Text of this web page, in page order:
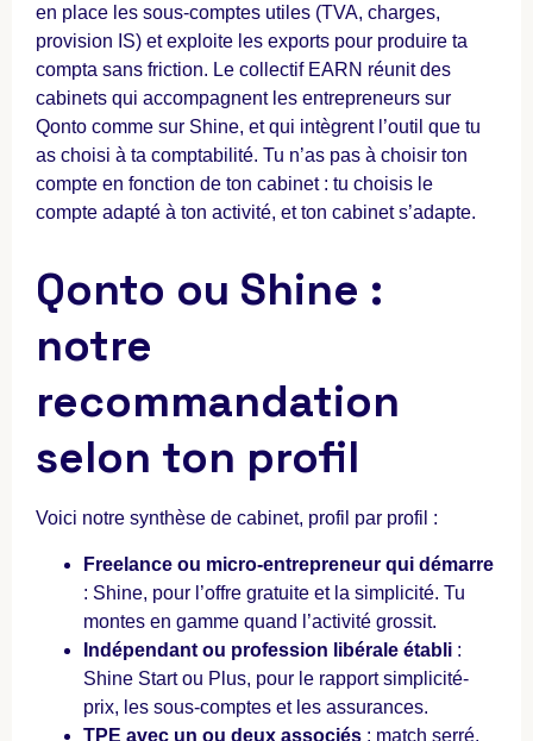
en place les sous-comptes utiles (TVA, charges,
provision IS) et exploite les exports pour produire ta
compta sans friction. Le collectif EARN réunit des
cabinets qui accompagnent les entrepreneurs sur
Qonto comme sur Shine, et qui intègrent l’outil que tu
as choisi à ta comptabilité. Tu n’as pas à choisir ton
compte en fonction de ton cabinet : tu choisis le
compte adapté à ton activité, et ton cabinet s’adapte.
Qonto ou Shine :
notre
recommandation
selon ton profil
Voici notre synthèse de cabinet, profil par profil :
Freelance ou micro-entrepreneur qui démarre
: Shine, pour l’offre gratuite et la simplicité. Tu
montes en gamme quand l’activité grossit.
Indépendant ou profession libérale établi :
Shine Start ou Plus, pour le rapport simplicité-
prix, les sous-comptes et les assurances.
TPE avec un ou deux associés : match serré.